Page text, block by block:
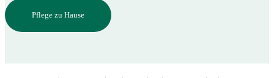
Pflege zu Hause